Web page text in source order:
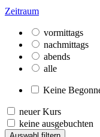
Zeitraum
vormittags
nachmittags
abends
alle
Keine
neuer Kurs
keine ausgebuchten